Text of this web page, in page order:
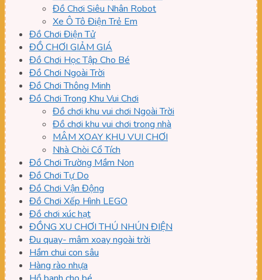
Đồ Chơi Siêu Nhân Robot
Xe Ô Tô Điện Trẻ Em
Đồ Chơi Điện Tử
ĐỒ CHƠI GIẢM GIÁ
Đồ Chơi Học Tập Cho Bé
Đồ Chơi Ngoài Trời
Đồ Chơi Thông Minh
Đồ Chơi Trong Khu Vui Chơi
Đồ chơi khu vui chơi Ngoài Trời
Đồ chơi khu vui chơi trong nhà
MÂM XOAY KHU VUI CHƠI
Nhà Chòi Cổ Tích
Đồ Chơi Trường Mầm Non
Đồ Chơi Tự Do
Đồ Chơi Vận Động
Đồ Chơi Xếp Hình LEGO
Đồ chơi xúc hạt
ĐỒNG XU CHƠI THÚ NHÚN ĐIỆN
Đu quay- mâm xoay ngoài trời
Hầm chui con sâu
Hàng rào nhựa